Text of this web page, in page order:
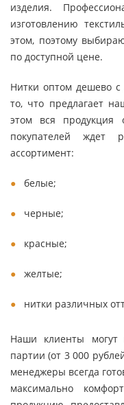
изделия.
изготовлению
этом, поэтому
по доступной цене.
Нитки оптом дешево с
то, что предлагает
этом вся продукция
покупателей ждет
ассортимент:
белые;
черные;
красные;
желтые;
нитки различных
Наши клиенты могут
партии (от 3 000
менеджеры всегда
максимально